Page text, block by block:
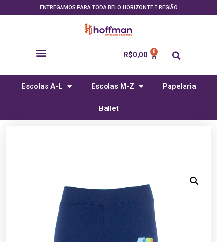
ENTREGAMOS PARA TODA BELO HORIZONTE E REGIÃO
R$0,00
Escolas A-L Escolas M-Z Papelaria
Ballet